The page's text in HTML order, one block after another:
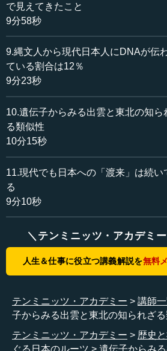
●日本各地域の遺伝的傾向に関す
査結果
その前の2008年に、図のように、
の研究を、世界的にも先駆けて理化
す。ただ、残念なことに北海道、東
中国・四国地方はなぜか何もデータ
う意味でもわれわれは、出雲人が中
で調べたわけです。
そうはいっても、上の図のように化
7000人を調べたSNPの結果から、赤
がいうヤマトクラスタ（理化学研究
いっています）と、彼らがいう琉球
に分かれます。これは当然、先ほど
同じです。
それぞれの地域でいいますと、沖
沖縄で調べられた人々という意味で
で見えてきたこと
9分58秒
9.縄文人から現代日本人にDNAが伝
ている割合は12％
9分23秒
10.遺伝子からみる出雲と東北の知ら
る類似性
10分15秒
11.現代でも日本への「渡来」は続い
る
9分10秒
＼テンミニッツ・アカデミ
人生＆仕事に役立つ講義解説を無料
テンミニッツ・アカデミー 講師
子からみる出雲と東北の知られざ
テンミニッツ・アカデミー
歴史